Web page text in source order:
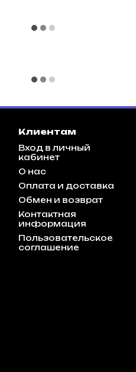
Клиентам
Вход в личный
кабинет
О нас
Оплата и доставка
Обмен и возврат
Контактная
информация
Пользовательское
соглашение